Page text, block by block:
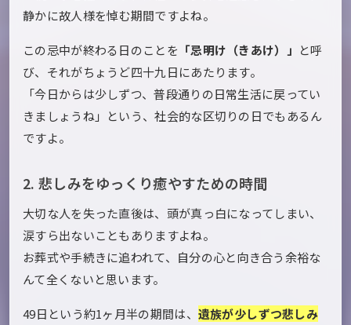
静かに故人様を悼む期間ですよね。
この忌中が終わる日のことを 「忌明け（きあけ）」 と呼
び、それがちょうど四十九日にあたります。
「今日からは少しずつ、普段通りの日常生活に戻ってい
きましょうね」という、社会的な区切りの日でもあるん
ですよ。
2. 悲しみをゆっくり癒やすための時間
大切な人を失った直後は、頭が真っ白になってしまい、
涙すら出ないこともありますよね。
お葬式や手続きに追われて、自分の心と向き合う余裕な
んて全くないと思います。
49日という約1ヶ月半の期間は、 遺族が少しずつ悲しみ